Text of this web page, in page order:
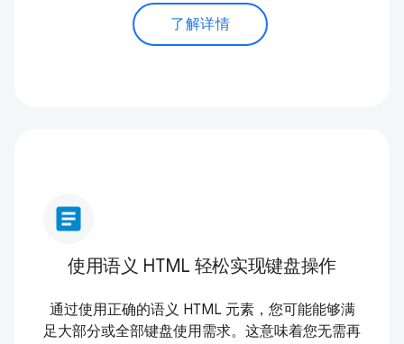
了解详情
article
使用语义 HTML 轻松实现键盘操作
通过使用正确的语义 HTML 元素，您可能能够满
足大部分或全部键盘使用需求。这意味着您无需再